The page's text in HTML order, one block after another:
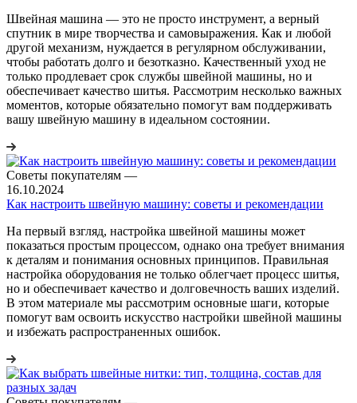
Швейная машина — это не просто инструмент, а верный
спутник в мире творчества и самовыражения. Как и любой
другой механизм, нуждается в регулярном обслуживании,
чтобы работать долго и безотказно. Качественный уход не
только продлевает срок службы швейной машины, но и
обеспечивает качество шитья. Рассмотрим несколько важных
моментов, которые обязательно помогут вам поддерживать
вашу швейную машину в идеальном состоянии.
Советы покупателям —
16.10.2024
Как настроить швейную машину: советы и рекомендации
На первый взгляд, настройка швейной машины может
показаться простым процессом, однако она требует внимания
к деталям и понимания основных принципов. Правильная
настройка оборудования не только облегчает процесс шитья,
но и обеспечивает качество и долговечность ваших изделий.
В этом материале мы рассмотрим основные шаги, которые
помогут вам освоить искусство настройки швейной машины
и избежать распространенных ошибок.